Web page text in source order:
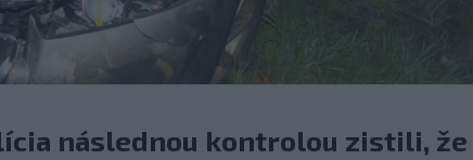
následnou kontrolou zistili, že